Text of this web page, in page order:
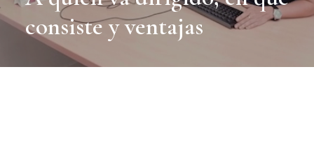
Consejos – Blog
PROMOCIONES
consiste y ventajas